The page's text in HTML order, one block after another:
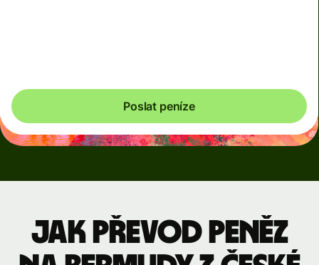
Poslat peníze
Jak převod peněz